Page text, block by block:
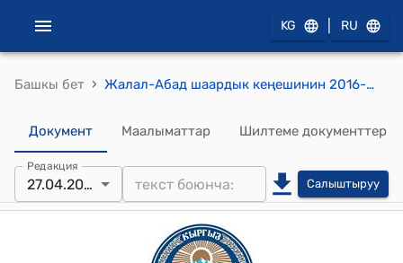
KG RU
Башкы бет › Жалал-Абад шаардык кеңешинин 2016-жылдын 27-апрелиндеги № 8 "Жалал-Абад шаардык кеңешинин кезексиз ХХХII сессиясынын № 6 токтомунун № 1 тиркемеси жѳнγндѳ" токтому
Документ Маалыматтар Шилтеме документтер
Редакция
27.04.2016 Салыштыруу